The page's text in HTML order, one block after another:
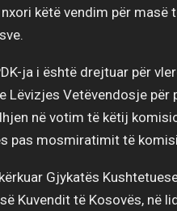
këtë vendim për masë
ja i është drejtuar për
Lëvizjes Vetëvendosje
në votim të këtij
pas mosmiratimit të
Gjykatës
Kuvendit të Kosovës, në